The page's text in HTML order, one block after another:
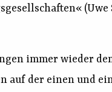
immer wieder
auf der einen und